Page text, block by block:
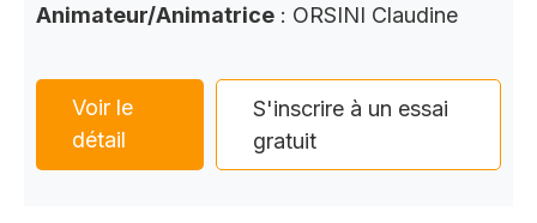
Animateur/Animatrice : ORSINI Claudine
Voir le
détail
S'inscrire à un essai
gratuit